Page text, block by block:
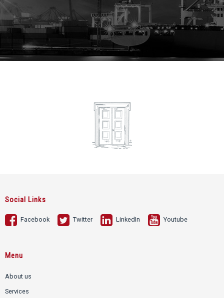
Social Links
Facebook Twitter LinkedIn Youtube
Menu
About us
Services